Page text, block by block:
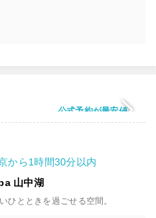
公式予約が最安値
から1時間30分以内
山中湖
ひとときを過ごせる空間。